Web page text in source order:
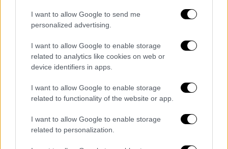
I want to allow Google to send me
personalized advertising.
I want to allow Google to enable storage
related to analytics like cookies on web or
device identifiers in apps.
I want to allow Google to enable storage
related to functionality of the website or app.
I want to allow Google to enable storage
related to personalization.
Ώρα Ελλάδος...|10.08.2026 08:39
Ηλεία: Φωτιά τώρα στο χωριό Μουζάκι
– Κοντά στην είσοδο του χωριού οι
φλόγες
Ώρα Ελλάδος...|10.08.2026 08:05